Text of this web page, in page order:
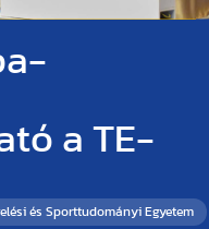
a TE-
és Sporttudományi Egyetem